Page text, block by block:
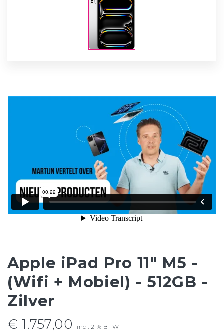
Apple iPad Pro 11" M5 -
(Wifi + Mobiel) - 512GB -
Zilver
€ 1.757,00 incl. 21% BTW